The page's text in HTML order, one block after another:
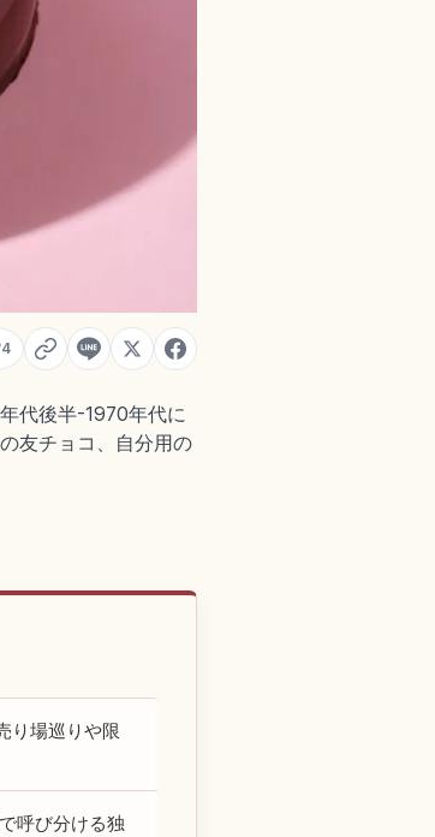
4
代後半-1970年代に
友チョコ、自分用の
り場巡りや限
呼び分ける独